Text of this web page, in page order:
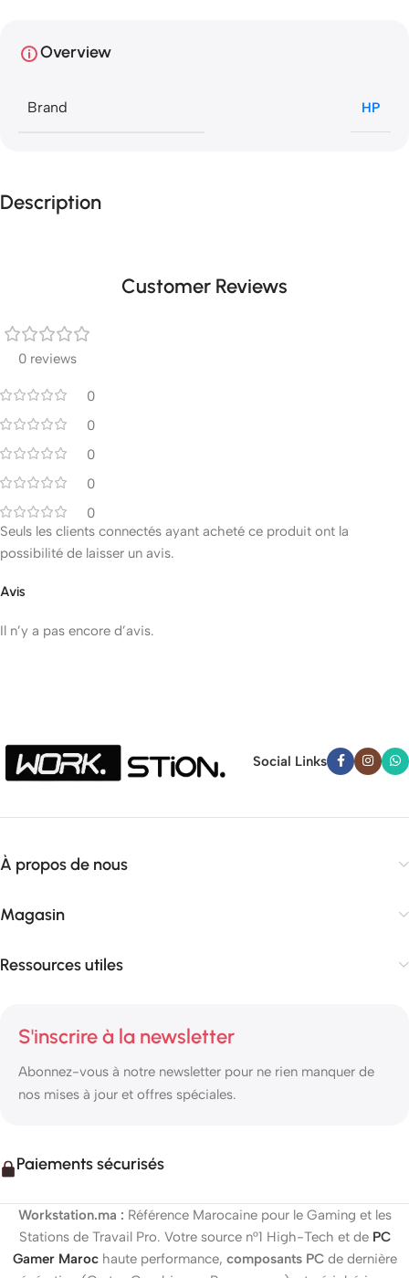
Overview
Brand HP
Description
Customer Reviews
0 reviews
0
0
0
0
0
Avis
Il n’y a pas encore d’avis.
Seuls les clients connectés ayant acheté ce produit ont la
possibilité de laisser un avis.
Social Links
À propos de nous
Magasin
Ressources utiles
S'inscrire à la newsletter
Abonnez-vous à notre newsletter pour ne rien manquer de
nos mises à jour et offres spéciales.
Paiements sécurisés
Workstation.ma : Référence Marocaine pour le Gaming et les
Stations de Travail Pro. Votre source n°1 High-Tech et de PC
Gamer Marochaute performance, composants PCde dernière